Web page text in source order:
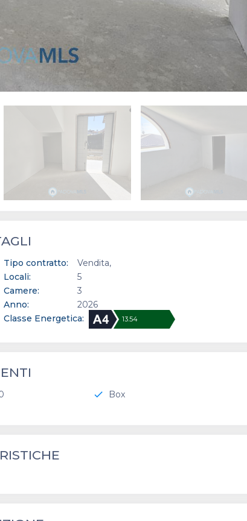
Tipo contratto:
Vendita
Locali:
5
Camere:
3
Anno:
2026
Classe Energetica: 13.54
check
Box